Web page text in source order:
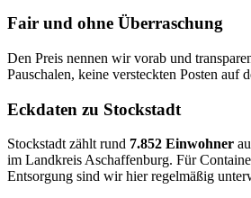
Fair und ohne Überraschung
Den Preis nennen wir vorab und
Pauschalen, keine versteckten Posten auf
Eckdaten zu Stockstadt
Stockstadt zählt rund 7.852 Einwohner
im Landkreis Aschaffenburg. Für
Entsorgung sind wir hier regelmäßig